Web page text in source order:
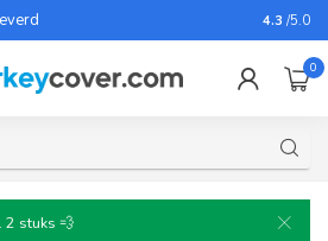
Voor
4.3 /5.0
0
2 stuks 💨